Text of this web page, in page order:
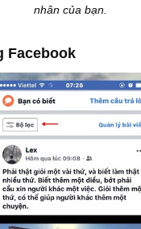
nhân của bạn.
Facebook